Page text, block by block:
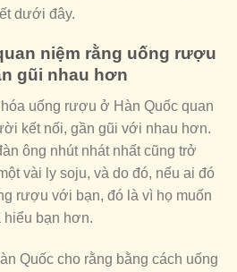
dưới đây.
niệm rằng uống rượu
gũi nhau hơn
uống rượu ở Hàn Quốc quan
kết nối, gần gũi với nhau hơn.
ông nhút nhát nhất cũng trở
vài ly soju, và do đó, nếu ai đó
rượu với bạn, đó là vì họ muốn
hiểu bạn hơn.
Quốc cho rằng bằng cách uống